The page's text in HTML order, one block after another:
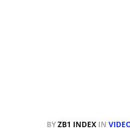
BYZB1 INDEX IN